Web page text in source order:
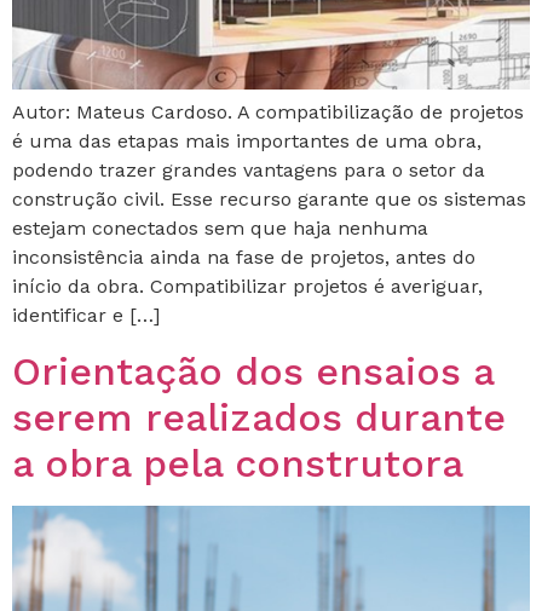
Autor: Mateus Cardoso. A compatibilização de projetos
é uma das etapas mais importantes de uma obra,
podendo trazer grandes vantagens para o setor da
construção civil. Esse recurso garante que os sistemas
estejam conectados sem que haja nenhuma
inconsistência ainda na fase de projetos, antes do
início da obra. Compatibilizar projetos é averiguar,
identificar e […]
Orientação dos ensaios a
serem realizados durante
a obra pela construtora